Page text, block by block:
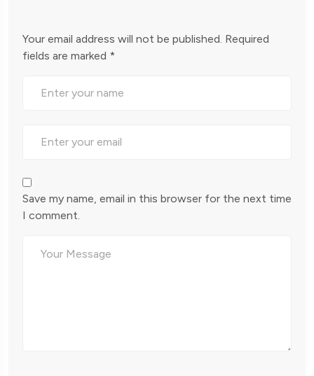
Your email address will not be published. Required
fields are marked *
Save my name, email in this browser for the next time
I comment.